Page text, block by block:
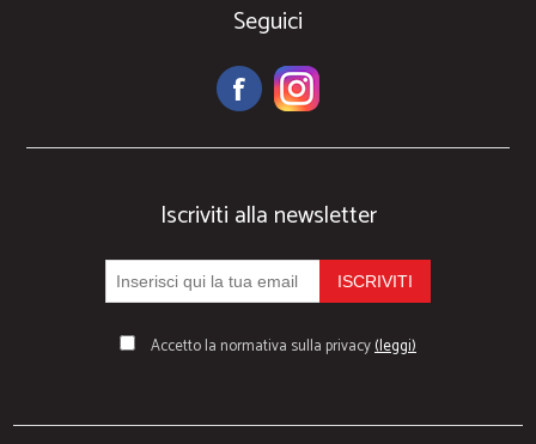
Seguici
Iscriviti alla newsletter
Accetto la normativa sulla privacy(leggi)